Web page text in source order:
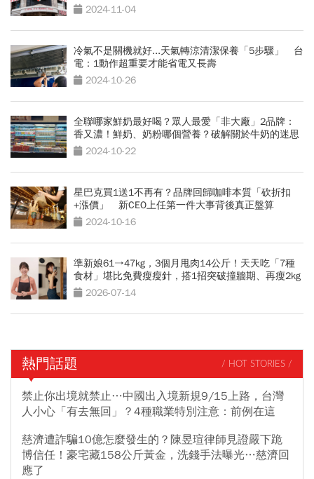
2024-11-04
冷氣不是關機就好...天氣轉涼清潔保養「5步驟」 台
電：1動作超重要才能省電又長壽
2024-10-26
全聯哪家鮮奶最好喝？眾人最愛「非大廠」2品牌：
香又濃！鮮奶、奶粉哪個營養？破解關於牛奶的迷思
2024-10-22
星巴克買1送1不再有？品牌回歸咖啡本質「砍折扣
+漲價」 新CEO上任第一件大事背後真正盤算
2024-10-16
準新娘61→47kg，3個月甩肉14公斤！天天吃「7種
食材」堪比免費瘦瘦針，搭1招突破撞牆期、再瘦2kg
2026-07-14
熱門話題 / HOT STORIES /
禁止你出境就禁止…中國出入境新規9/15上路，台灣
人小心「有去無回」？4種職業特別注意：前例在這
慈濟遭詐騙10億怎麼發生的？陳昱瑄律師見證嚴下跪
博信任！豪宅藏158公斤黃金，洗錢手法曝光…慈濟回
應了